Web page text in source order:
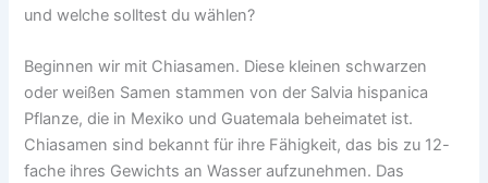
und welche solltest du wählen?
Beginnen wir mit Chiasamen. Diese kleinen schwarzen
oder weißen Samen stammen von der Salvia hispanica
Pflanze, die in Mexiko und Guatemala beheimatet ist.
Chiasamen sind bekannt für ihre Fähigkeit, das bis zu 12-
fache ihres Gewichts an Wasser aufzunehmen. Das